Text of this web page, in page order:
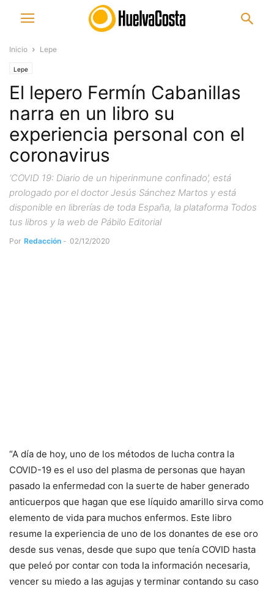
Inicio Lepe
Lepe
El lepero Fermín Cabanillas
narra en un libro su
experiencia personal con el
coronavirus
‘COVID 19: Diario de un hiperinmune confinado’, está
prologado por el doctor Jesús Sánchez Martos y está
disponible en librerías de toda España, la plataforma Todos
tus libros y la web de Pábilo Editorial
Por Redacción - 02/12/2020
“A día de hoy, uno de los métodos de lucha contra la
COVID-19 es el uso del plasma de personas que hayan
pasado la enfermedad con la suerte de haber generado
anticuerpos que hagan que ese líquido amarillo sirva como
elemento de vida para muchos enfermos. Este libro
resume la experiencia de uno de los donantes de ese oro
desde sus venas, desde que supo que tenía COVID hasta
que peleó por contar con toda la información necesaria,
vencer su miedo a las agujas y terminar contando su caso